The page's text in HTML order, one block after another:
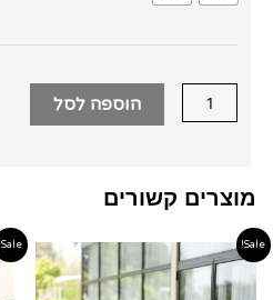
מנוצנץ
הוספה לסל
מוצרים קשורים
Sale!
טווח
מחירים:
Sale!